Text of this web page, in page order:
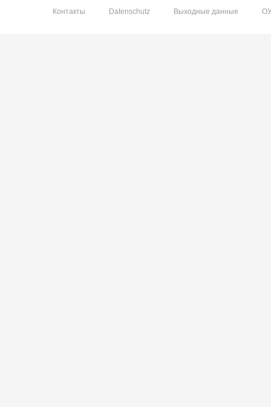
Контакты Datenschutz Выходные данные